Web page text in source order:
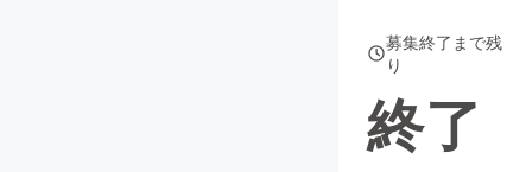
募集終了まで残
り
終了